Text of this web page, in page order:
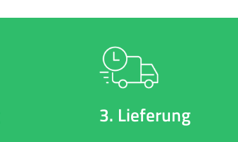
3. Lieferung